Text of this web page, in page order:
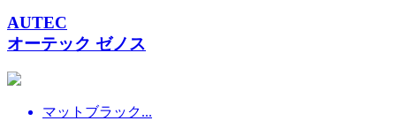
AUTEC
オーテック ゼノス
マットブラック...